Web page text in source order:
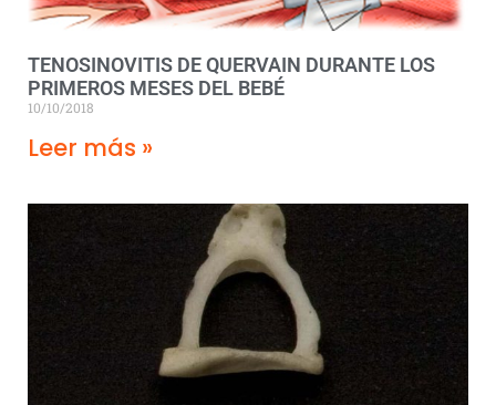
TENOSINOVITIS DE QUERVAIN DURANTE LOS
PRIMEROS MESES DEL BEBÉ
10/10/2018
Leer más »